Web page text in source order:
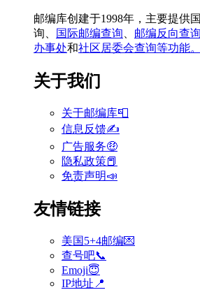
邮编库创建于1998年，主要提供
询、
国际邮编查询 邮编反向查询
办事处和社区居委会查询等功能。
关于我们
关于邮编库📮
信息反馈✍
广告服务🤑
隐私政策📕
免责声明📣
友情链接
美国5+4邮编💌
查号吧📞
Emoji😇
IP地址📍